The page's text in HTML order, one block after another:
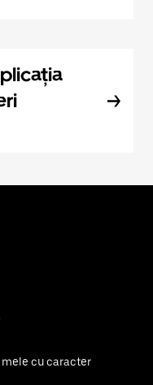
cu caracter